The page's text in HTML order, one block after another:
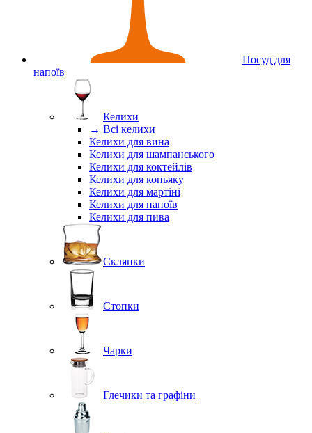
Посуд для
напоїв
Келихи
→ Всі келихи
Келихи для вина
Келихи для шампанського
Келихи для коктейлів
Келихи для коньяку
Келихи для мартіні
Келихи для напоїв
Келихи для пива
Склянки
Стопки
Чарки
Глечики та графіни